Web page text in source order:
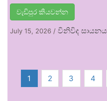
වැඩිපුර කියවන්න
July 15, 2026 / විනිවිද සායනය
1 2 3 4